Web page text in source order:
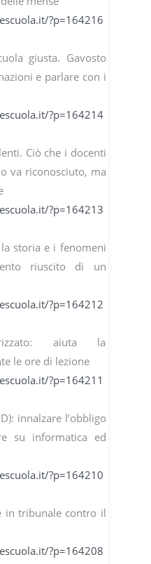
?p=164216
giusta. Gavosto
e parlare con i
?p=164214
Ciò che i docenti
va riconosciuto, ma
?p=164213
storia e i fenomeni
riuscito di un
?p=164212
aiuta la
le ore di lezione
?p=164211
innalzare l’obbligo
su informatica ed
?p=164210
in tribunale contro il
?p=164208